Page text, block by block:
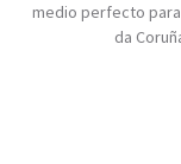
medio perfecto
da